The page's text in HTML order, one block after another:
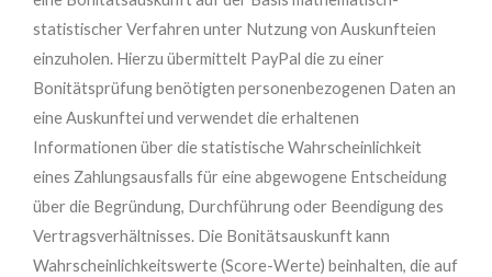
statistischer Verfahren unter Nutzung von Auskunfteien
einzuholen. Hierzu übermittelt PayPal die zu einer
Bonitätsprüfung benötigten personenbezogenen Daten an
eine Auskunftei und verwendet die erhaltenen
Informationen über die statistische Wahrscheinlichkeit
eines Zahlungsausfalls für eine abgewogene Entscheidung
über die Begründung, Durchführung oder Beendigung des
Vertragsverhältnisses. Die Bonitätsauskunft kann
Wahrscheinlichkeitswerte (Score-Werte) beinhalten, die auf